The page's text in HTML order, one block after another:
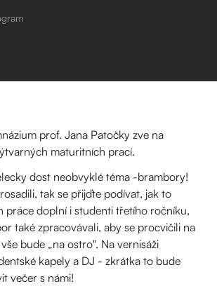
prof. Jana Patočky zve na
maturitních prací.
dost neobvyklé téma -brambory!
tak se přijďte podívat, jak to
práce doplní i studenti třetího ročníku,
také zpracovávali, aby se procvičili na
bude „na ostro". Na vernisáži
kapely a DJ - zkrátka to bude
večer s námi!